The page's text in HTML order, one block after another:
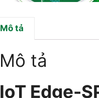
Mô tả
Mô tả
IoT Edge-